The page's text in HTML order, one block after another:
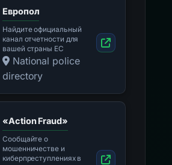
Европол
Найдите официальный
канал отчетности для
вашей страны ЕС
National police
directory
«Action Fraud»
Сообщайте о
мошенничестве и
киберпреступлениях в